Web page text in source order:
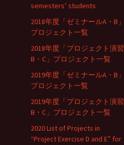
semesters’ students
2018年度「ゼミナールA・B」
プロジェクト一覧
2018年度「プロジェクト演習
B・C」プロジェクト一覧
2019年度「ゼミナールA・B」
プロジェクト一覧
2019年度「プロジェクト演習
B・C」プロジェクト一覧
2020 List of Projects in
“Project Exercise D and E” for